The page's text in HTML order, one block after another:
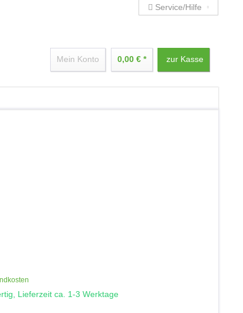
Service/Hilfe
Mein Konto 0,00 € * zur Kasse
Lieferzeit ca. 1-3 Werktage